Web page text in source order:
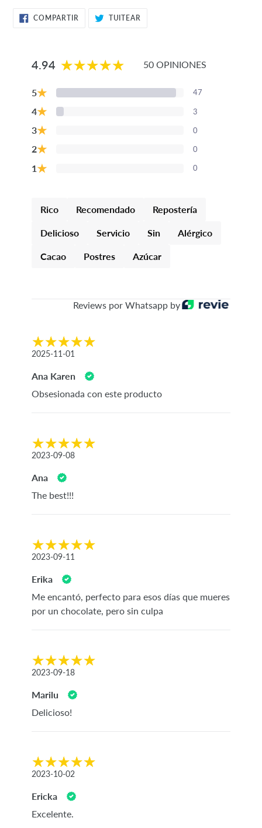
COMPARTIR COMPARTIR
EN
TUITEAR
4.94 50 OPINIONES
5★ 47
4★ 3
3★ 0
2★ 0
1★ 0
Rico Recomendado Repostería
Delicioso Servicio Sin Alérgico
Cacao Postres Azúcar
Reviews por Whatsapp by
2025-11-01
Ana Karen
Obsesionada con este producto
2023-09-08
Ana
The best!!!
2023-09-11
Erika
Me encantó, perfecto para esos días que mueres
por un chocolate, pero sin culpa
2023-09-18
Marilu
Delicioso!
2023-10-02
Ericka
Excelente.